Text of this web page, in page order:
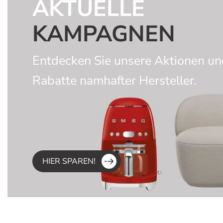
AKTUELLE
KAMPAGNEN
Entdecken Sie unsere Aktionen
Rabatte namhafter Hersteller.
HIER SPAREN!